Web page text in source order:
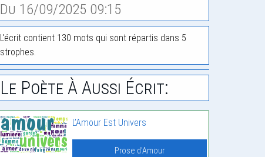
Du 16/09/2025 09:15
L'écrit contient 130 mots qui sont répartis dans 5
strophes.
Le Poète À Aussi Écrit:
L’Amour Est Univers
Prose d'Amour